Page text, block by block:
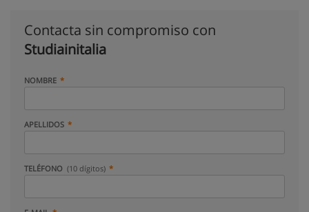
Contacta sin compromiso con
Studiainitalia
NOMBRE
APELLIDOS
TELÉFONO (10 dígitos)